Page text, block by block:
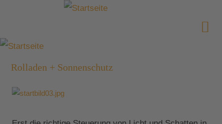
Rolladen + Sonnenschutz